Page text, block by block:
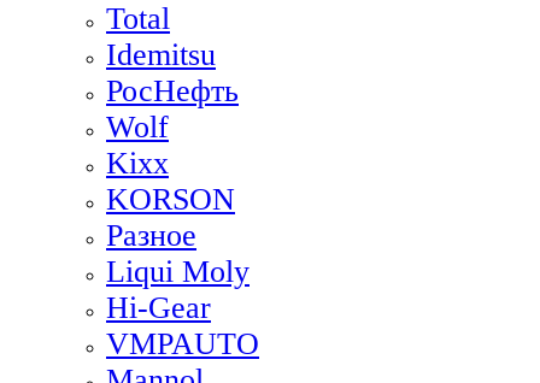
Total
Idemitsu
РосНефть
Wolf
Kixx
KORSON
Разное
Liqui Moly
Hi-Gear
VMPAUTO